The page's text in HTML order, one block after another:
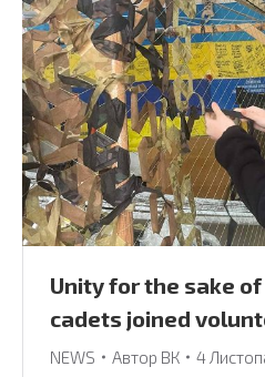
Unity for the sake of
cadets joined
NEWS Автор ВК 4